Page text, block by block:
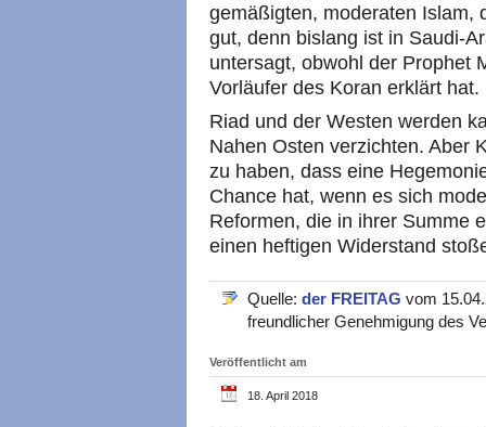
gemäßigten, moderaten Islam,
gut, denn bislang ist in Saudi-
untersagt, obwohl der Prophet
Vorläufer des Koran erklärt hat.
Riad und der Westen werden
Nahen Osten verzichten. Aber
zu haben, dass eine
Chance hat, wenn es sich
Reformen, die in ihrer Summe
einen heftigen Widerstand
Quelle: der FREITAG vom
freundlicher Genehmigung des
Veröffentlicht am
18. April 2018